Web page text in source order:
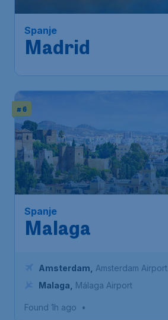
Schiphol
Madrid Madrid Barajas Airport
# 6
Spanje
Malaga
Amsterdam
Amsterdam Airport
Schiphol
Malaga Málaga Airport
Found 1h ago •